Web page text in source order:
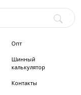
Опт
Шинный
калькулятор
Контакты